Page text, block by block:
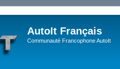
AutoIt Français
Communauté Francophone AutoIt